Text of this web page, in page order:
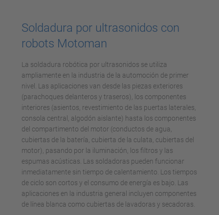
Soldadura por ultrasonidos con
robots Motoman
La soldadura robótica por ultrasonidos se utiliza
ampliamente en la industria de la automoción de primer
nivel. Las aplicaciones van desde las piezas exteriores
(parachoques delanteros y traseros), los componentes
interiores (asientos, revestimiento de las puertas laterales,
consola central, algodón aislante) hasta los componentes
del compartimento del motor (conductos de agua,
cubiertas de la batería, cubierta de la culata, cubiertas del
motor), pasando por la iluminación, los filtros y las
espumas acústicas. Las soldadoras pueden funcionar
inmediatamente sin tiempo de calentamiento. Los tiempos
de ciclo son cortos y el consumo de energía es bajo. Las
aplicaciones en la industria general incluyen componentes
de línea blanca como cubiertas de lavadoras y secadoras.